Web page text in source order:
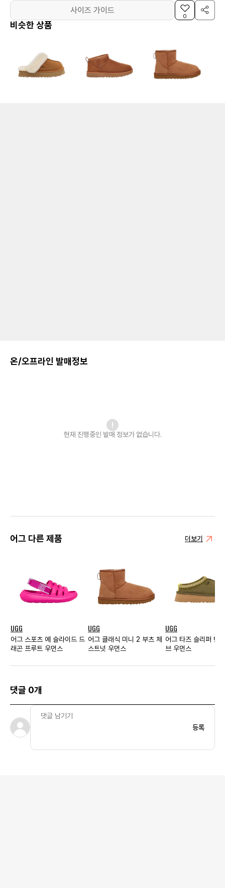
사이즈 가이드
0
비슷한 상품
온/오프라인 발매정보
현재 진행중인 발매 정보가 없습니다.
어그 다른 제품 더보기
UGG
어그 스포츠 예 슬라이드 드
래곤 프루트 우먼스
UGG
어그 클래식 미니 2 부츠 체
스트넛 우먼스
UGG
어그 타즈 슬리퍼 번
브 우먼스
댓글 0개
등록